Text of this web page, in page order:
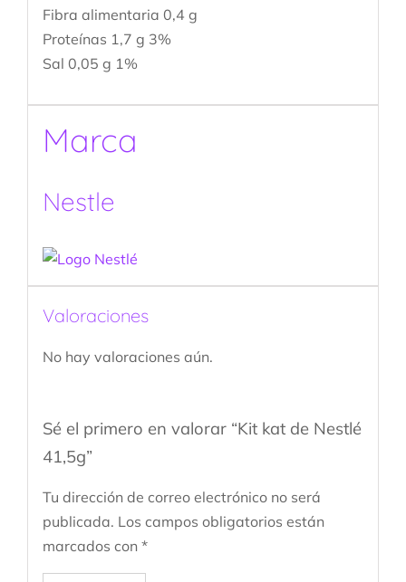
Fibra alimentaria 0,4 g
Proteínas 1,7 g 3%
Sal 0,05 g 1%
Marca
Nestle
Valoraciones
No hay valoraciones aún.
Sé el primero en valorar “Kit kat de Nestlé
41,5g”
Tu dirección de correo electrónico no será
publicada. Los campos obligatorios están
marcados con *